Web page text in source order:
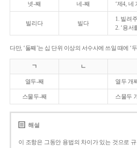
넷-째 네-째 ‘제4, 네
빌리다 빌다
1. 빌려
2. ‘용서
다만, ‘둘째’는 십 단위 이상의 서수사에 쓰일 때에 ‘
ㄱ ㄴ
열두-째 열두 개
스물두-째 스물두
해설
이 조항은 그동안 용법의 차이가 있는 것으로